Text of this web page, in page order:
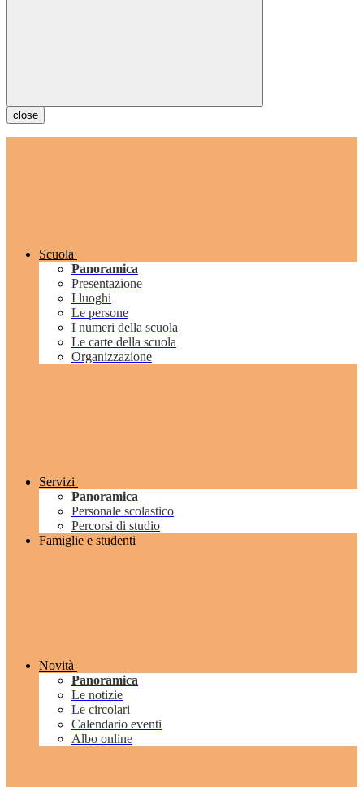
close
Scuola
Panoramica
Presentazione
I luoghi
Le persone
I numeri della scuola
Le carte della scuola
Organizzazione
Servizi
Panoramica
Personale scolastico
Percorsi di studio
Famiglie e studenti
Novità
Panoramica
Le notizie
Le circolari
Calendario eventi
Albo online